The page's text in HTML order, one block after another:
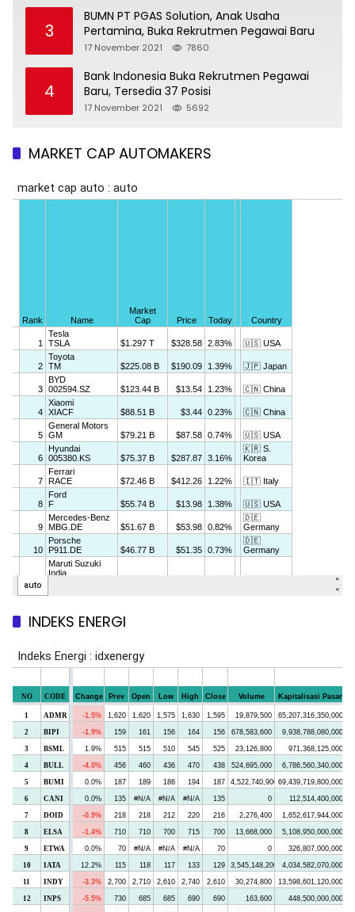
3
BUMN PT PGAS Solution, Anak Usaha
Pertamina, Buka Rekrutmen Pegawai Baru
17 November 2021 7860
4
Bank Indonesia Buka Rekrutmen Pegawai
Baru, Tersedia 37 Posisi
17 November 2021 5692
MARKET CAP AUTOMAKERS
INDEKS ENERGI